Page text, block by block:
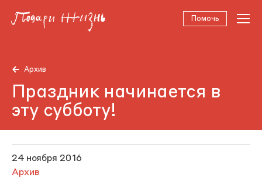
Помочь
Архив
Праздник начинается в
эту субботу!
24 ноября 2016
Архив